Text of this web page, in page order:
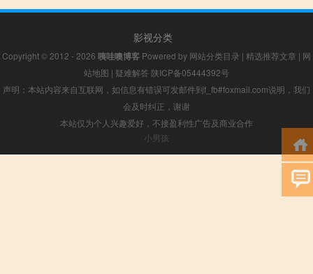
影视分类
Copyright © 2012 - 2026 咦哇噢博客 Powered by 网站分类目录 | 精选推荐文章 | 网
站地图 | 疑难解答 陕ICP备05444392号
声明：本站内容来自互联网，如信息有错误可发邮件到f_fb#foxmail.com说明，我们
会及时纠正，谢谢
本站仅为个人兴趣爱好，不接盈利性广告及商业合作
小男孩